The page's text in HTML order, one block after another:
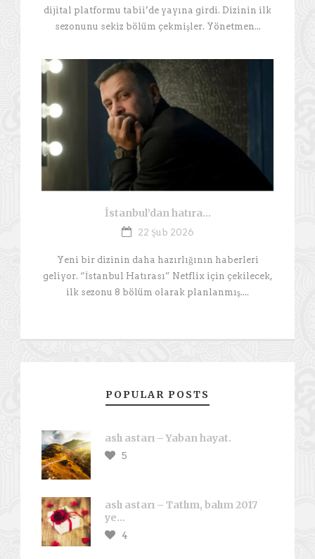
dijital platformu tabii’de yayına girdi. Dizinin ilk
sezonunu sekiz bölüm çekmişler. Yönetmen...
İstanbul’dan hatıra…
22 Şub 2026
Yeni bir dizinin daha hazırlığının haberleri
geliyor. “İstanbul Hatırası” Netflix için çekilecek,
ilk sezonu 8 bölüm olarak planlanmış....
POPULAR POSTS
aslı astarı – Yaban hayat.
5
aslı astarı – Tatlım, balım 2017
ye…
4